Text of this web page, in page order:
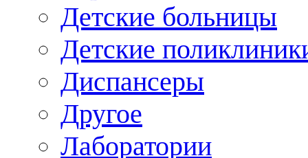
Детские больницы
Детские
Диспансеры
Другое
Лаборатории